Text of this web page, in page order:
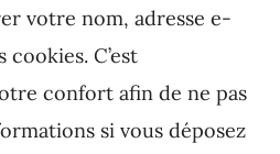
votre nom, adresse e-
C’est
confort afin de ne pas
si vous déposez